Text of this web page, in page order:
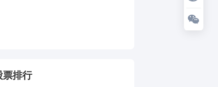
票排行